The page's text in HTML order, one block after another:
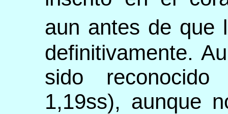
aun antes de que
definitivamente.
sido
1,19ss), aunque